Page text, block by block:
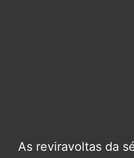
As reviravoltas da